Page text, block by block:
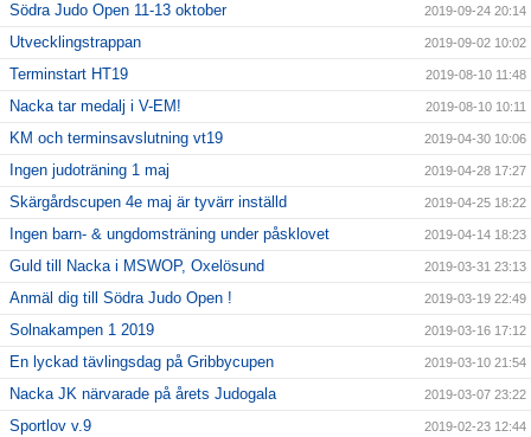
Södra Judo Open 11-13 oktober 2019-09-24 20:14
Utvecklingstrappan 2019-09-02 10:02
Terminstart HT19 2019-08-10 11:48
Nacka tar medalj i V-EM! 2019-08-10 10:11
KM och terminsavslutning vt19 2019-04-30 10:06
Ingen judoträning 1 maj 2019-04-28 17:27
Skärgårdscupen 4e maj är tyvärr inställd 2019-04-25 18:22
Ingen barn- & ungdomsträning under påsklovet 2019-04-14 18:23
Guld till Nacka i MSWOP, Oxelösund 2019-03-31 23:13
Anmäl dig till Södra Judo Open ! 2019-03-19 22:49
Solnakampen 1 2019 2019-03-16 17:12
En lyckad tävlingsdag på Gribbycupen 2019-03-10 21:54
Nacka JK närvarade på årets Judogala 2019-03-07 23:22
Sportlov v.9 2019-02-23 12:44